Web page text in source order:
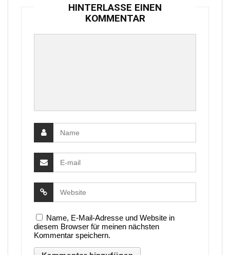
HINTERLASSE EINEN
KOMMENTAR
Name, E-Mail-Adresse und Website in
diesem Browser für meinen nächsten
Kommentar speichern.